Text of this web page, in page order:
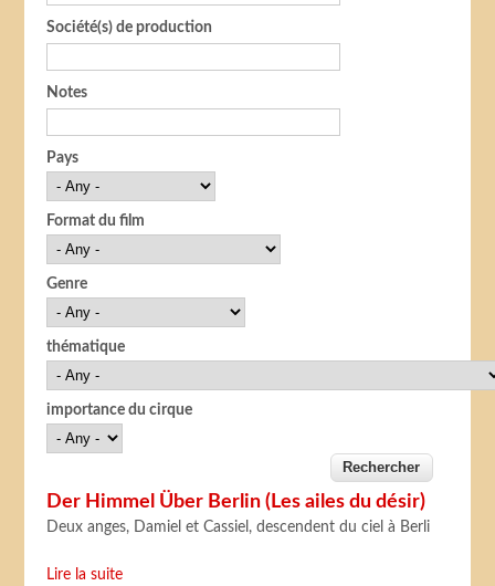
Société(s) de production
Notes
Pays
Format du film
Genre
thématique
importance du cirque
Der Himmel Über Berlin (Les ailes du désir)
Deux anges, Damiel et Cassiel, descendent du ciel à Berli
Lire la suite